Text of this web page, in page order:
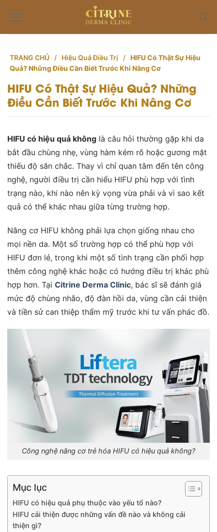
content
TRANG CHỦ / Hiệu Quả Điều Trị / HIFU Có Thật Sự Hiệu
Quả? Những Điều Cần Biết Trước Khi Nâng Cơ
HIFU Có Thật Sự Hiệu Quả? Những
Điều Cần Biết Trước Khi Nâng Cơ
HIFU có hiệu quả không là câu hỏi thường gặp khi da
bắt đầu chùng nhẹ, vùng hàm kém rõ hoặc gương mặt
thiếu độ săn chắc. Thay vì chỉ quan tâm đến tên công
nghệ, người điều trị cần hiểu HIFU phù hợp với tình
trạng nào, khi nào nên kỳ vọng vừa phải và vì sao kết
quả có thể khác nhau giữa từng trường hợp.
Nâng cơ HIFU không phải lựa chọn giống nhau cho
mọi nền da. Một số trường hợp có thể phù hợp với
HIFU đơn lẻ, trong khi một số tình trạng cần phối hợp
thêm công nghệ khác hoặc có hướng điều trị khác phù
hợp hơn. Tại Citrine Derma Clinic, bác sĩ sẽ đánh giá
mức độ chùng nhão, độ đàn hồi da, vùng cần cải thiện
và tiền sử can thiệp thẩm mỹ trước khi tư vấn phác đồ.
Công nghệ nâng cơ trẻ hóa HIFU có hiệu quả không?
Mục lục
HIFU có hiệu quả phụ thuộc vào yếu tố nào?
HIFU cải thiện được những vấn đề nào và không cải
thiện gì?